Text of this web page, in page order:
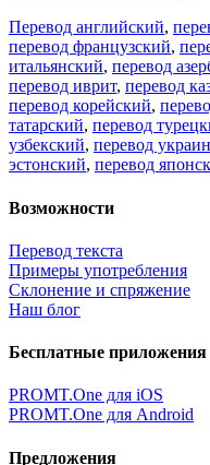
Перевод английский,
перевод французский,
итальянский, перевод
перевод иврит, перевод
перевод корейский,
татарский, перевод
узбекский, перевод
эстонский, перевод
Возможности
Перевод текста
Примеры употребления
Склонение и спряжение
Наш блог
Бесплатные приложения
PROMT.One для iOS
PROMT.One для Android
Предложения